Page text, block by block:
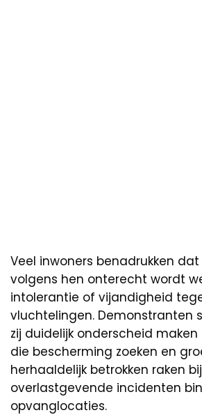
Veel inwoners benadrukken dat
volgens hen onterecht wordt
intolerantie of vijandigheid
vluchtelingen. Demonstranten
zij duidelijk onderscheid
die bescherming zoeken en
herhaaldelijk betrokken raken bij
overlastgevende incidenten
opvanglocaties.